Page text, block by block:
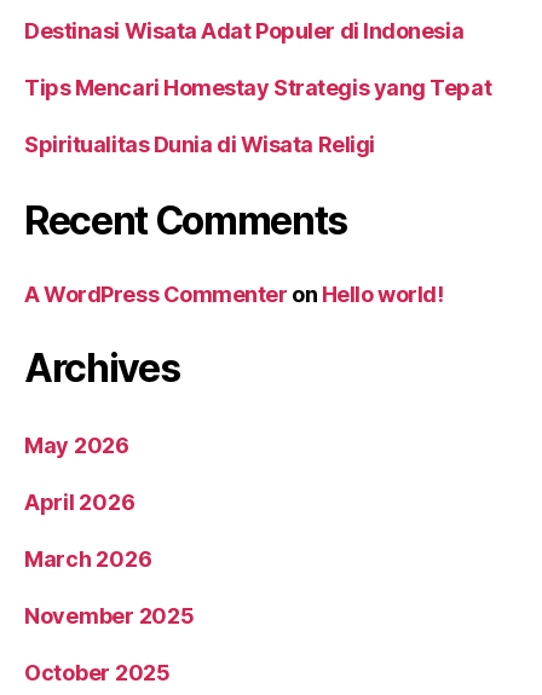
Destinasi Wisata Adat Populer di Indonesia
Tips Mencari Homestay Strategis yang Tepat
Spiritualitas Dunia di Wisata Religi
Recent Comments
A WordPress Commenter on Hello world!
Archives
May 2026
April 2026
March 2026
November 2025
October 2025